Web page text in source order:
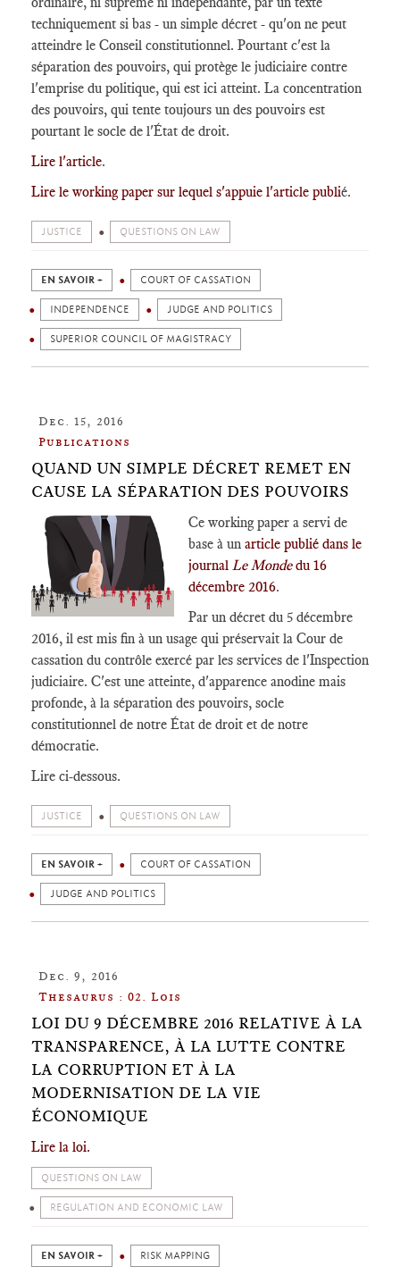
techniquement si bas - un simple décret - qu'on ne peut
atteindre le Conseil constitutionnel. Pourtant c'est la
séparation des pouvoirs, qui protège le judiciaire contre
l'emprise du politique, qui est ici atteint. La concentration
des pouvoirs, qui tente toujours un des pouvoirs est
pourtant le socle de l'État de droit.
Lire l'article.
Lire le working paper sur lequel s'appuie l'article publié.
JUSTICE QUESTIONS ON LAW
EN SAVOIR + COURT OF CASSATION
INDEPENDENCE JUDGE AND POLITICS
SUPERIOR COUNCIL OF MAGISTRACY
Dec. 15, 2016
Publications
QUAND UN SIMPLE DÉCRET REMET EN
CAUSE LA SÉPARATION DES POUVOIRS
Ce working paper a servi de
base à un article publié dans le
journal Le Mondedu 16
décembre 2016.
Par un décret du 5 décembre
2016, il est mis fin à un usage qui préservait la Cour de
cassation du contrôle exercé par les services de l'Inspection
judiciaire. C'est une atteinte, d'apparence anodine mais
profonde, à la séparation des pouvoirs, socle
constitutionnel de notre État de droit et de notre
démocratie.
Lire ci-dessous.
JUSTICE QUESTIONS ON LAW
EN SAVOIR + COURT OF CASSATION
JUDGE AND POLITICS
Dec. 9, 2016
Thesaurus : 02. Lois
LOI DU 9 DÉCEMBRE 2016 RELATIVE À LA
TRANSPARENCE, À LA LUTTE CONTRE
LA CORRUPTION ET À LA
MODERNISATION DE LA VIE
ÉCONOMIQUE
Lire la loi.
QUESTIONS ON LAW
REGULATION AND ECONOMIC LAW
EN SAVOIR + RISK MAPPING